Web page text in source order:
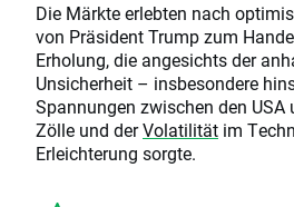
Die Märkte erlebten nach
von Präsident Trump zum
Erholung, die angesichts der
Unsicherheit – insbesondere
Spannungen zwischen den USA
Zölle und derVolatilität im
Erleichterung sorgte.